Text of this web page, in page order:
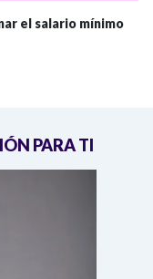
el salario mínimo
PARA TI